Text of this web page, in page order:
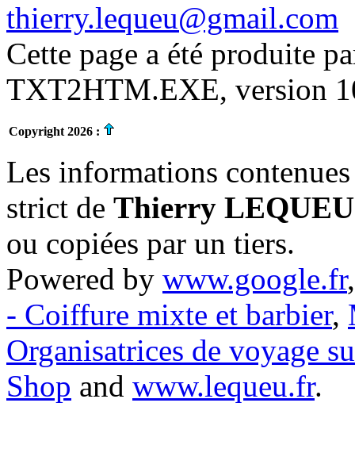
thierry.lequeu@gmail.com
Cette page a été produite
TXT2HTM.EXE, version
Copyright 2026 :
Les informations
strict de Thierry LEQUEU
ou copiées par un tiers.
Powered by www.google.fr
- Coiffure mixte et barbier,
Organisatrices de voyage
Shop and www.lequeu.fr.